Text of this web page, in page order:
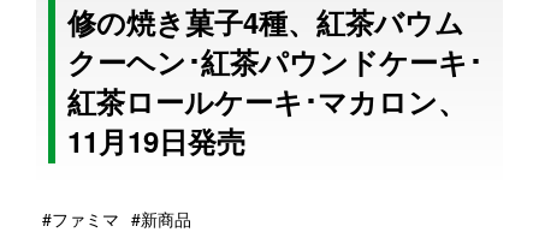
修の焼き菓子4種、紅茶バウム
クーヘン･紅茶パウンドケーキ･
紅茶ロールケーキ･マカロン、
11月19日発売
#ファミマ #新商品